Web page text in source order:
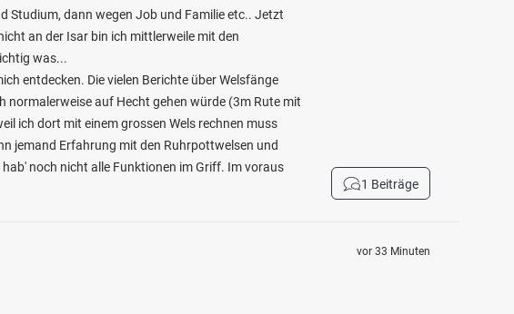
Studium, dann wegen Job und Familie etc.. Jetzt
an der Isar bin ich mittlerweile mit den
was...
entdecken. Die vielen Berichte über Welsfänge
normalerweise auf Hecht gehen würde (3m Rute mit
ich dort mit einem grossen Wels rechnen muss
jemand Erfahrung mit den Ruhrpottwelsen und
noch nicht alle Funktionen im Griff. Im voraus
1 Beiträge
vor 33 Minuten